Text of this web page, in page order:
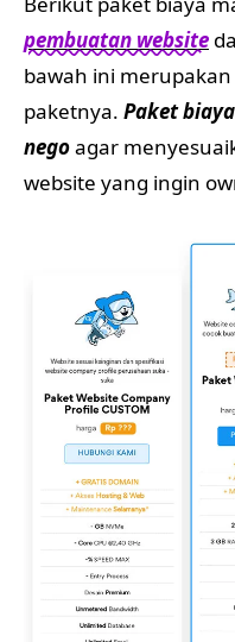
pembuatan website
bawah ini
paketnya. Paket
negoagar
website yang ingin